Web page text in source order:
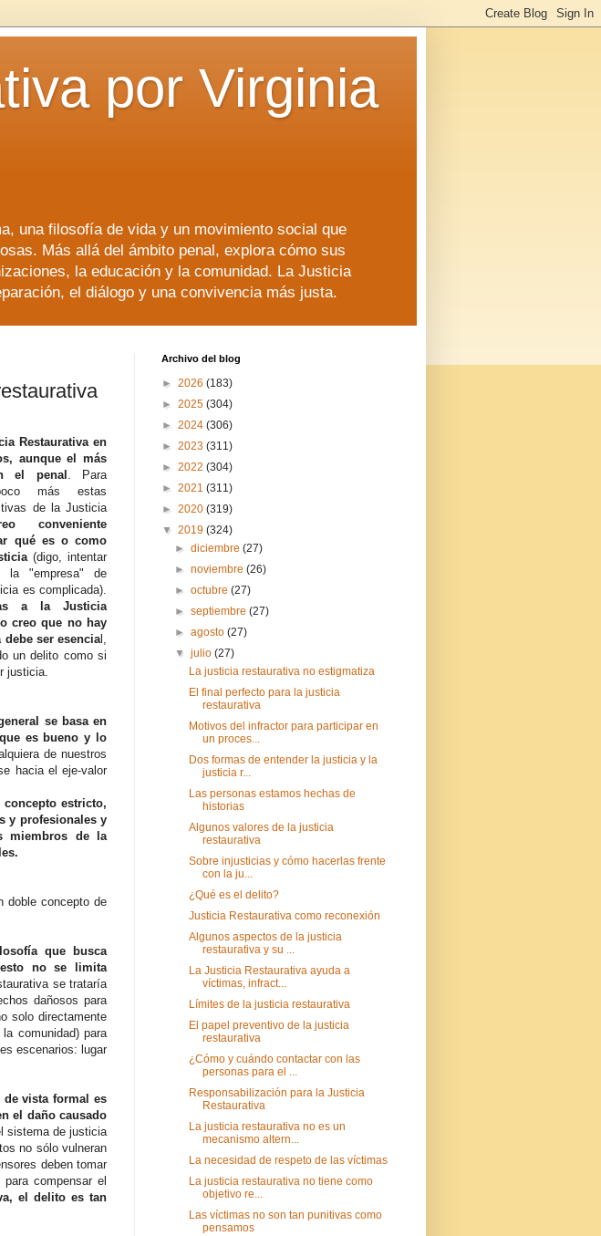
por Virginia
una filosofía de vida y un movimiento social que
Más allá del ámbito penal, explora cómo sus
la educación y la comunidad. La Justicia
el diálogo y una convivencia más justa.
Restaurativa en
aunque el más
el penal . Para
más estas
de la Justicia
conveniente
qué es o como
(digo, intentar
la "empresa" de
es complicada).
a la Justicia
creo que no hay
ser esencial,
un delito como si
justicia.
se basa en
es bueno y lo
de nuestros
hacia el eje-valor
estricto,
y profesionales y
miembros de la
doble concepto de
que busca
no se limita
se trataría
dañosos para
solo directamente
comunidad) para
escenarios: lugar
de vista formal es
el daño causado
sistema de justicia
no sólo vulneran
deben tomar
compensar el
el delito es tan
Archivo del blog
► 2026 (183)
► 2025 (304)
► 2024 (306)
► 2023 (311)
► 2022 (304)
► 2021 (311)
► 2020 (319)
▼ 2019 (324)
►diciembre(27)
►noviembre(26)
►octubre(27)
►septiembre(27)
►agosto(27)
▼julio(27)
La justicia restaurativa no estigmatiza
El final perfecto para la justicia
restaurativa
Motivos del infractor para participar en
un proces...
Dos formas de entender la justicia y la
justicia r...
Las personas estamos hechas de
historias
Algunos valores de la justicia
restaurativa
Sobre injusticias y cómo hacerlas frente
con la ju...
¿Qué es el delito?
Justicia Restaurativa como reconexión
Algunos aspectos de la justicia
restaurativa y su ...
La Justicia Restaurativa ayuda a
víctimas, infract...
Límites de la justicia restaurativa
El papel preventivo de la justicia
restaurativa
¿Cómo y cuándo contactar con las
personas para el ...
Responsabilización para la Justicia
Restaurativa
La justicia restaurativa no es un
mecanismo altern...
La necesidad de respeto de las víctimas
La justicia restaurativa no tiene como
objetivo re...
Las víctimas no son tan punitivas como
pensamos